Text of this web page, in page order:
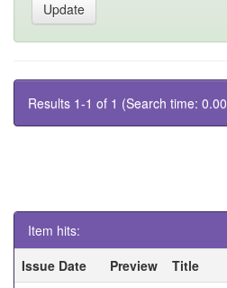
Results 1-1 of 1 (Search time:
Item hits:
Issue Date
Preview Title